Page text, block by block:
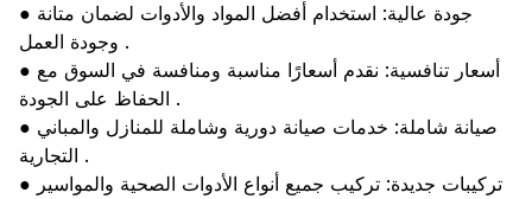
● جودة عالية: استخدام أفضل المواد والأدوات لضمان متانة
وجودة العمل .
● أسعار تنافسية: نقدم أسعارًا مناسبة ومنافسة في السوق مع
الحفاظ على الجودة .
● صيانة شاملة: خدمات صيانة دورية وشاملة للمنازل والمباني
التجارية .
● تركيبات جديدة: تركيب جميع أنواع الأدوات الصحية والمواسير